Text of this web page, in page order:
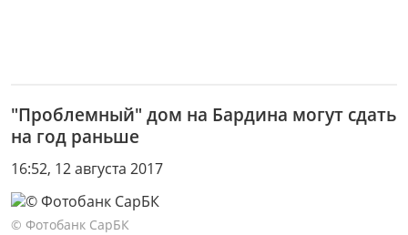
"Проблемный" дом на Бардина могут сдать
на год раньше
16:52, 12 августа 2017
© Фотобанк СарБК